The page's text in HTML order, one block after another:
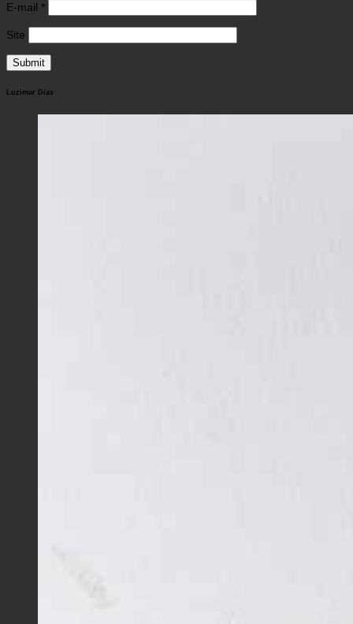
E-mail *
Site
Luzimar Dias